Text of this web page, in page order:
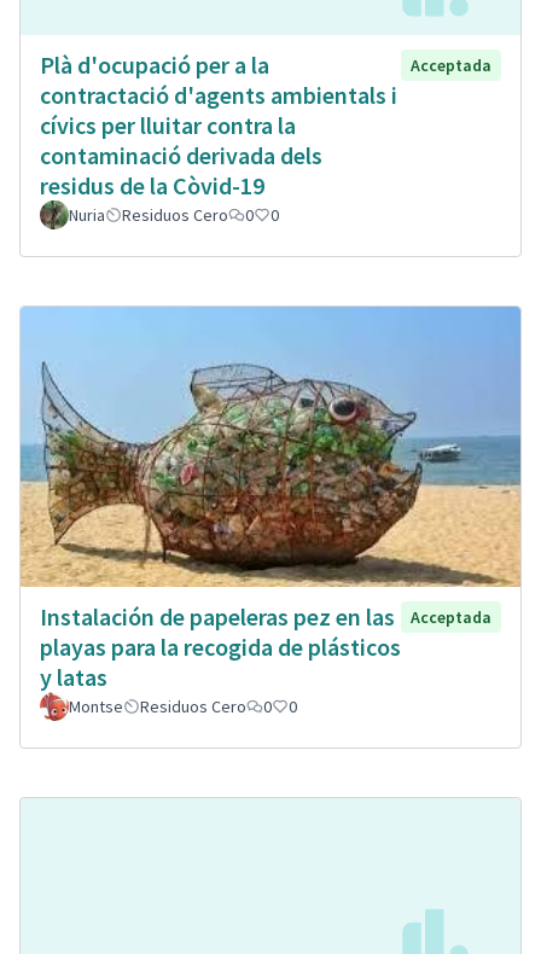
Plà d'ocupació per a la
contractació d'agents ambientals i
cívics per lluitar contra la
contaminació derivada dels
residus de la Còvid-19
Acceptada
Nuria Residuos Cero 0 0
Instalación de papeleras pez en las
playas para la recogida de plásticos
y latas
Acceptada
Montse Residuos Cero 0 0